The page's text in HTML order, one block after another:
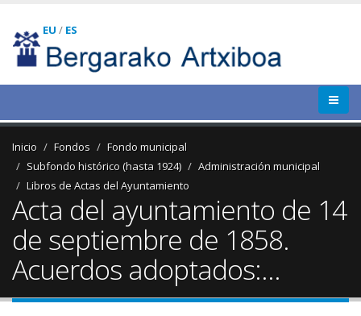
EU / ES
Inicio Fondos
Fondo municipal
Subfondo histórico (hasta 1924)
Administración municipal
Libros de Actas del Ayuntamiento
Acta del ayuntamiento de 14
de septiembre de 1858.
Acuerdos adoptados:...